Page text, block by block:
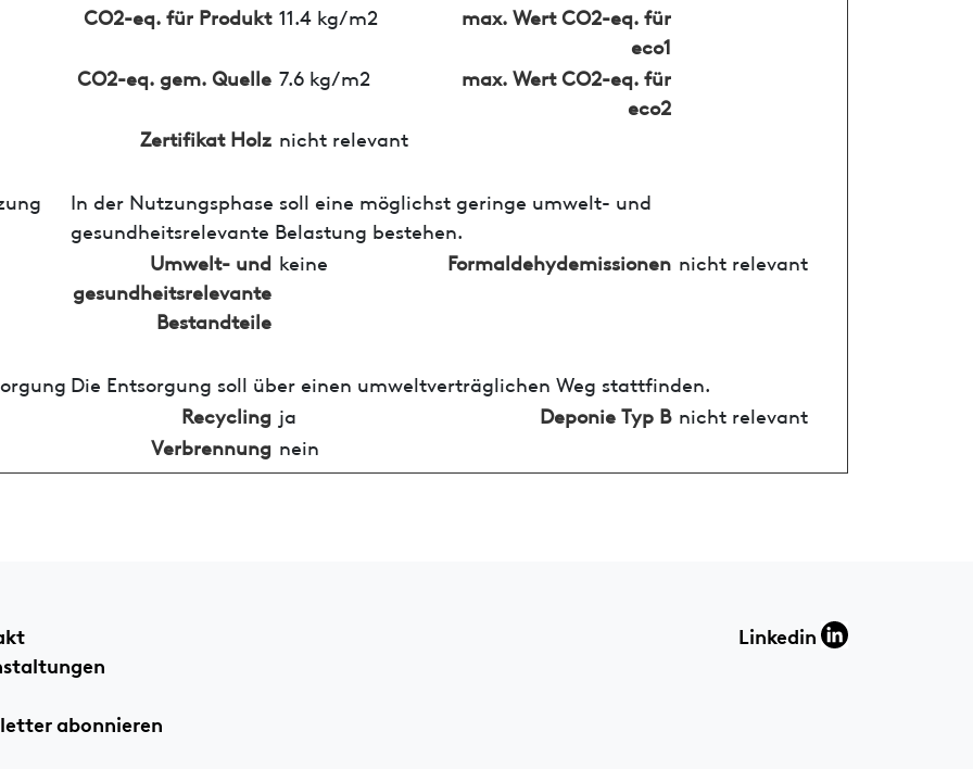
CO2-eq. für Produkt 11.4 kg/m2
max. Wert CO2-eq. für
eco1
CO2-eq. gem. Quelle 7.6 kg/m2
max. Wert CO2-eq. für
eco2
Zertifikat Holz nicht relevant
In der Nutzungsphase soll eine möglichst geringe umwelt- und
gesundheitsrelevante Belastung bestehen.
Umwelt- und
gesundheitsrelevante
Bestandteile
keine Formaldehydemissionen nicht relevant
Die Entsorgung soll über einen umweltverträglichen Weg stattfinden.
Recycling ja Deponie Typ B nicht relevant
Verbrennung nein
abonnieren
Linkedin